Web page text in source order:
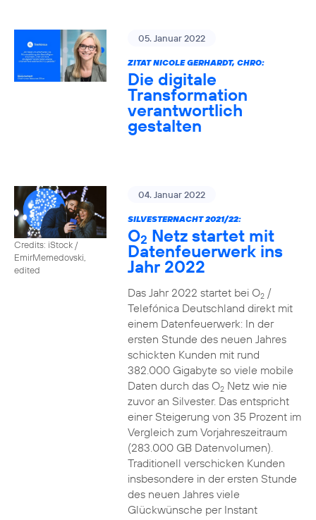
05. Januar 2022
ZITAT NICOLE GERHARDT, CHRO:
Die digitale
Transformation
verantwortlich
gestalten
Credits: iStock /
EmirMemedovski,
edited
04. Januar 2022
SILVESTERNACHT 2021/22:
O2 Netz startet mit
Datenfeuerwerk ins
Jahr 2022
Das Jahr 2022 startet bei O2/
Telefónica Deutschland direkt mit
einem Datenfeuerwerk: In der
ersten Stunde des neuen Jahres
schickten Kunden mit rund
382.000 Gigabyte so viele mobile
Daten durch das O2Netz wie nie
zuvor an Silvester. Das entspricht
einer Steigerung von 35 Prozent im
Vergleich zum Vorjahreszeitraum
(283.000 GB Datenvolumen).
Traditionell verschicken Kunden
insbesondere in der ersten Stunde
des neuen Jahres viele
Glückwünsche per Instant